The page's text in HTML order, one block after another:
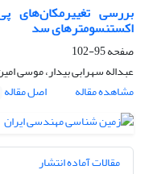
بررسی تغییرمکان‌های
اکستنسومتر‌های سد
صفحه95-102
عبداله سهرابی بیدار، موسی
مشاهده مقاله
اصل مقاله
مقالات آماده انتشار